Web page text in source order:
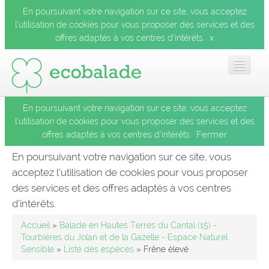
En poursuivant votre navigation sur ce site, vous acceptez
l’utilisation de cookies pour vous proposer des services et des
offres adaptés à vos centres d’intérêts.
x
Accueil
Les balades
Les espèces
Le blog
En poursuivant votre navigation sur ce site, vous acceptez
l’utilisation de cookies pour vous proposer des services et des
offres adaptés à vos centres d’intérêts.
Fermer
En poursuivant votre navigation sur ce site, vous
acceptez l’utilisation de cookies pour vous proposer
des services et des offres adaptés à vos centres
d’intérêts.
Accueil » Balade en Hautes Terres du Cantal (15) -
Tourbières du Jolan et de la Gazelle - Espace Naturel
Sensible » Liste des espèces » Frêne élevé